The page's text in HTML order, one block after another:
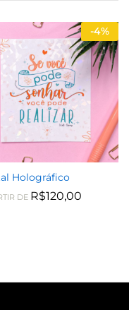
-4%
Holográfico
DE R$120,00